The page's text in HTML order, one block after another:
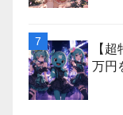
【
万円